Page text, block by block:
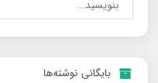
بایگانی نوشته‌ها